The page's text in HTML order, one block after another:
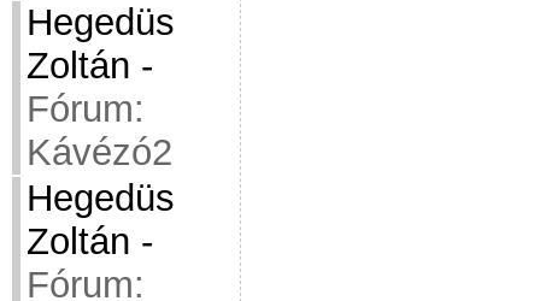
Hegedüs
Zoltán -
Fórum:
Kávézó2
Hegedüs
Zoltán -
Fórum: